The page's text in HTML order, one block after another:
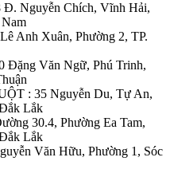
Nguyễn Chích, Vĩnh Hải,
Anh Xuân, Phường 2, TP.
Đặng Văn Ngữ, Phú Trinh,
: 35 Nguyễn Du, Tự An,
Lắk
30.4, Phường Ea Tam,
Lắk
Văn Hữu, Phường 1, Sóc